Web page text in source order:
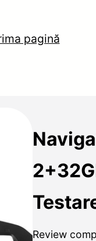
pagină
Review